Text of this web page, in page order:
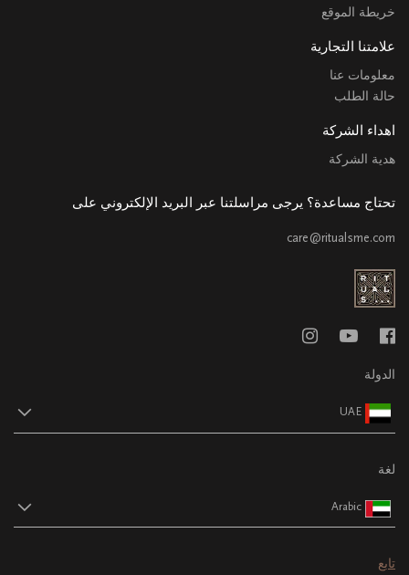
خريطة الموقع
علامتنا التجارية
معلومات عنا
حالة الطلب
اهداء الشركة
هدية الشركة
تحتاج مساعدة؟ يرجى مراسلتنا عبر البريد الإلكتروني على
care@ritualsme.com
الدولة
UAE
لغة
Arabic
تابع